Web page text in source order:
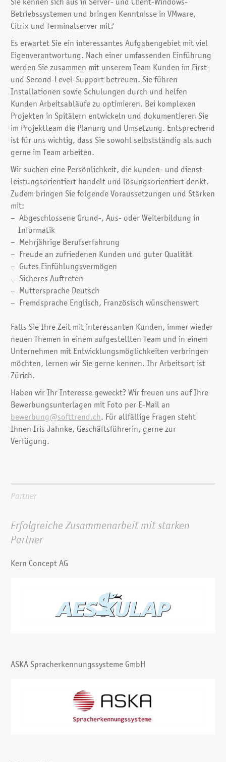
Sie kennen sich aus in Server- und Client-Windows-
Betriebssystemen und bringen Kenntnisse in VMware,
Citrix und Terminalserver mit?
Es erwartet Sie ein interessantes Aufgaben­gebiet mit viel
Eigen­verantwortung. Nach einer umfassenden Einführung
werden Sie zusammen mit unserem Team Kunden im First-
und Second-Level-Support betreuen. Sie führen
Installatio­nen sowie Schulungen durch und helfen
Kunden Arbeitsabläufe zu optimieren. Bei komplexen
Projekten in Spitälern entwickeln und dokumentieren Sie
im Projekt­team die Planung und Umsetzung. Entsprechend
ist für uns wichtig, dass Sie so­wohl selbstständig als auch
gerne im Team arbeiten.
Wir suchen eine Persönlichkeit, die kunden- und dienst­
leistungs­orientiert handelt und lösungs­orientiert denkt.
Zudem bringen Sie folgende Voraus­setzungen und Stärken
mit:
Abgeschlossene Grund-, Aus- oder Weiterbildung in
Informatik
Mehrjährige Berufserfahrung
Freude an zufriedenen Kunden und guter Qualität
Gutes Einfühlungsvermögen
Sicheres Auftreten
Muttersprache Deutsch
Fremdsprache Englisch, Französisch wünschenswert
Falls Sie Ihre Zeit mit interessanten Kunden, immer wieder
neuen Themen in einem aufgestellten Team und in einem
Unternehmen mit Entwicklungsmöglichkeiten verbringen
möchten, lernen wir Sie gerne kennen. Ihr Arbeitsort ist
Zürich.
Haben wir Ihr Interesse geweckt? Wir freuen uns auf Ihre
Bewerbungs­unterlagen mit Foto per E-Mail an
bewerbung@softtrend.ch. Für allfällige Fragen steht
Ihnen Iris Jahnke, Geschäftsführerin, gerne zur
Verfügung.
Partner
Erfolgreiche Zusammen­arbeit mit starken
Partner
Kern Concept AG
ASKA Spracherkennungssysteme GmbH